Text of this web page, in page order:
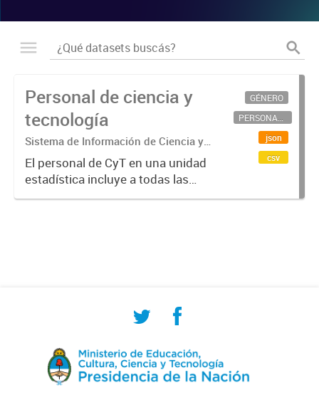
Personal de ciencia y
tecnología
Sistema de Información de Ciencia y
Tecnología Argentino (SICYTAR)
El personal de CyT en una unidad
estadística incluye a todas las
personas involucradas
GÉNERO
PERSONAL CIENTÍFICO-TECNOLÓGICO
json
csv